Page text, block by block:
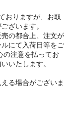
おりますが、お取
ざいます。
の都合上、注文が
にて入荷日等をご
の注意を払ってお
いたします。
る場合がございま